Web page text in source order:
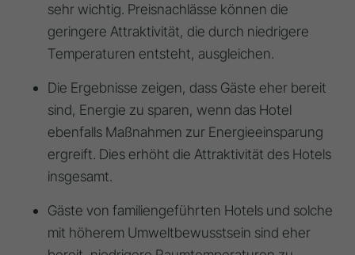
sehr wichtig. Preisnachlässe können die
geringere Attraktivität, die durch niedrigere
Temperaturen entsteht, ausgleichen.
Die Ergebnisse zeigen, dass Gäste eher bereit
sind, Energie zu sparen, wenn das Hotel
ebenfalls Maßnahmen zur Energieeinsparung
ergreift. Dies erhöht die Attraktivität des Hotels
insgesamt.
Gäste von familiengeführten Hotels und solche
mit höherem Umweltbewusstsein sind eher